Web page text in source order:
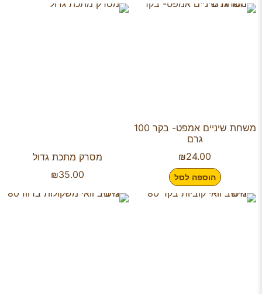
משחת שיניים אמפט- בקר 100
גרם
₪24.00
הוספה לסל
מסרק מתכת גדול
₪35.00